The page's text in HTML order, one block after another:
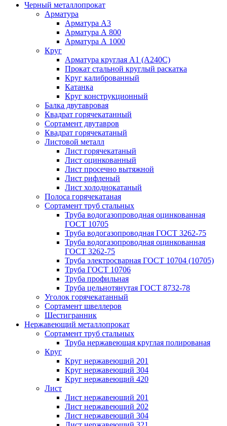
Черный металлопрокат
Арматура
Арматура А3
Арматура А 800
Арматура А 1000
Круг
Арматура круглая А1 (А240C)
Прокат стальной круглый раскатка
Круг калиброванный
Катанка
Круг конструкционный
Балка двутавровая
Квадрат горячекатанный
Сортамент двутавров
Квадрат горячекатаный
Листовой металл
Лист горячекатаный
Лист оцинкованный
Лист просечно вытяжной
Лист рифленый
Лист холоднокатаный
Полоса горячекатаная
Сортамент труб стальных
Труба водогазопроводная оцинкованная
ГОСТ 10705
Труба водогазопроводная ГОСТ 3262-75
Труба водогазопроводная оцинкованная
ГОСТ 3262-75
Труба электросварная ГОСТ 10704 (10705)
Труба ГОСТ 10706
Труба профильная
Труба цельнотянутая ГОСТ 8732-78
Уголок горячекатанный
Сортамент швеллеров
Шестигранник
Нержавеющий металлопрокат
Сортамент труб стальных
Труба нержавеющая круглая полированая
Круг
Круг нержавеющий 201
Круг нержавеющий 304
Круг нержавеющий 420
Лист
Лист нержавеющий 201
Лист нержавеющий 202
Лист нержавеющий 304